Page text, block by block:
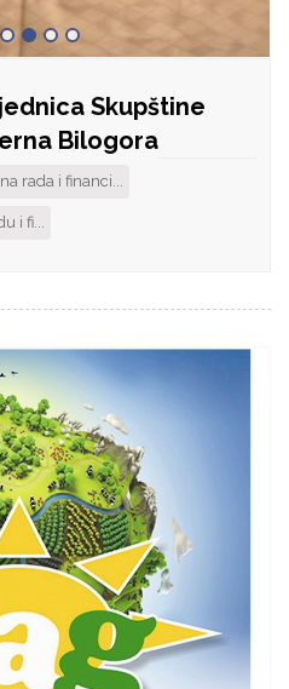
Skupštine
Bilogora
rada i financi...
i fi...